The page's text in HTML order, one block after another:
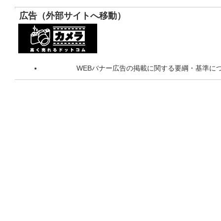
広告（外部サイトへ移動）
WEBバナー広告の掲載に関する要綱・基準に